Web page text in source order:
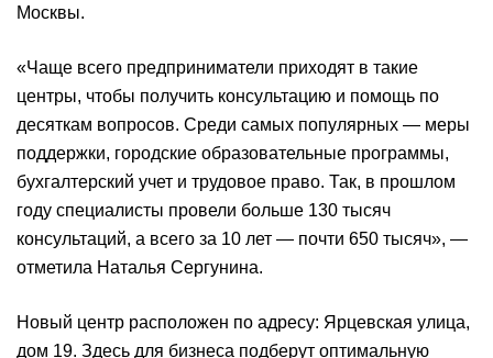
Москвы.
«Чаще всего предприниматели приходят в такие
центры, чтобы получить консультацию и помощь по
десяткам вопросов. Среди самых популярных — меры
поддержки, городские образовательные программы,
бухгалтерский учет и трудовое право. Так, в прошлом
году специалисты провели больше 130 тысяч
консультаций, а всего за 10 лет — почти 650 тысяч», —
отметила Наталья Сергунина.
Новый центр расположен по адресу: Ярцевская улица,
дом 19. Здесь для бизнеса подберут оптимальную